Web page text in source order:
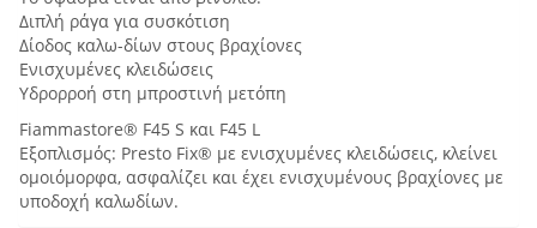
Διπλή ράγα για συσκότιση
Δίοδος καλω-δίων στους βραχίονες
Ενισχυμένες κλειδώσεις
Υδρορροή στη μπροστινή μετόπη
Fiammastore® F45 S και F45 L
Εξοπλισμός: Presto Fix® με ενισχυμένες κλειδώσεις, κλείνει
ομοιόμορφα, ασφαλίζει και έχει ενισχυμένους βραχίονες με
υποδοχή καλωδίων.